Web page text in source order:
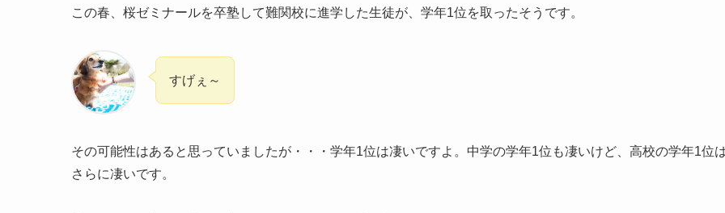
この春、桜ゼミナールを卒塾して難関校に進学した生徒が、学年1位を取ったそうです。
すげぇ～
その可能性はあると思っていましたが・・・学年1位は凄いですよ。中学の学年1位も凄いけど、高校の学年1位
さらに凄いです。